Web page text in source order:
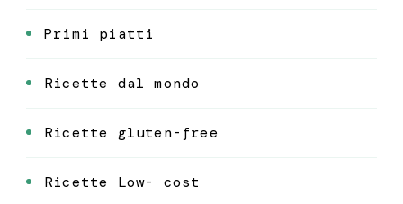
Primi piatti
Ricette dal mondo
Ricette gluten-free
Ricette Low- cost